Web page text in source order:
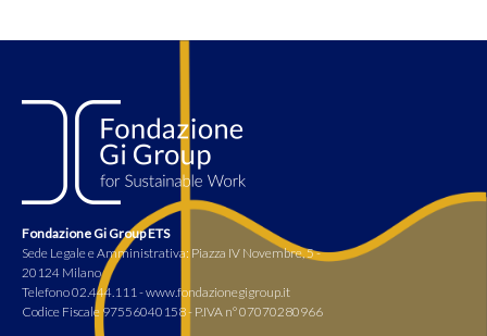
Fondazione Gi Group ETS
Sede Legale e Amministrativa: Piazza IV Novembre, 5 -
20124 Milano
Telefono 02.444.111 - www.fondazionegigroup.it
Codice Fiscale 97556040158 - P.IVA n° 07070280966